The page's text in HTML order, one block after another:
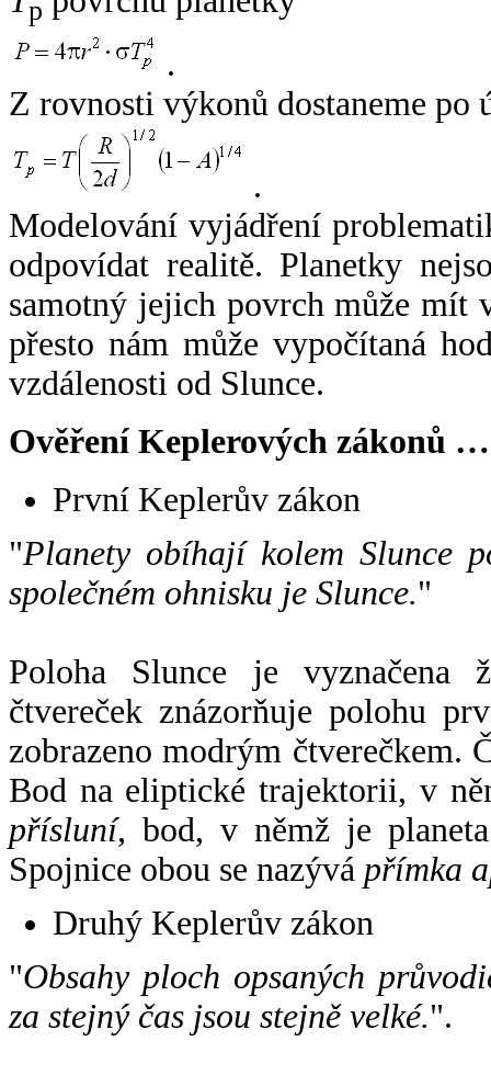
p
.
Z rovnosti výkonů dostaneme po
.
Modelování vyjádření
odpovídat realitě. Planetky
samotný jejich povrch může mít
přesto nám může vypočítaná
vzdálenosti od Slunce.
Ověření Keplerových zákonů …
První Keplerův zákon
"Planety obíhají kolem Slunce
společném ohnisku je Slunce."
Poloha Slunce je vyznačena
čtvereček znázorňuje polohu
zobrazeno modrým čtverečkem.
Bod na eliptické trajektorii, v
přísluní, bod, v němž je
Spojnice obou se nazývá přímka
Druhý Keplerův zákon
"Obsahy ploch opsaných
za stejný čas jsou stejně velké.".